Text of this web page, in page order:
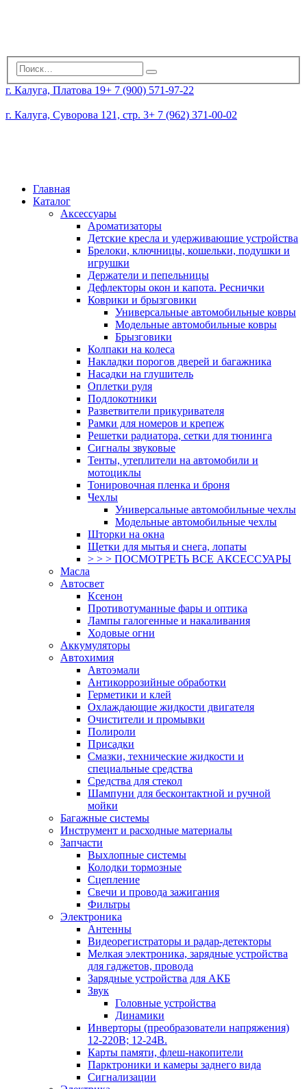
г. Калуга, Платова 19+ 7 (900) 571-97-22
г. Калуга, Суворова 121, стр. 3+ 7 (962) 371-00-02
Главная
Каталог
Аксессуары
Ароматизаторы
Детские кресла и удерживающие устройства
Брелоки, ключницы, кошельки, подушки и
игрушки
Держатели и пепельницы
Дефлекторы окон и капота. Реснички
Коврики и брызговики
Универсальные автомобильные ковры
Модельные автомобильные ковры
Брызговики
Колпаки на колеса
Накладки порогов дверей и багажника
Насадки на глушитель
Оплетки руля
Подлокотники
Разветвители прикуривателя
Рамки для номеров и крепеж
Решетки радиатора, сетки для тюнинга
Сигналы звуковые
Тенты, утеплители на автомобили и
мотоциклы
Тонировочная пленка и броня
Чехлы
Универсальные автомобильные чехлы
Модельные автомобильные чехлы
Шторки на окна
Щетки для мытья и снега, лопаты
> > > ПОСМОТРЕТЬ ВСЕ АКСЕССУАРЫ
Масла
Автосвет
Ксенон
Противотуманные фары и оптика
Лампы галогенные и накаливания
Ходовые огни
Аккумуляторы
Автохимия
Автоэмали
Антикоррозийные обработки
Герметики и клей
Охлаждающие жидкости двигателя
Очистители и промывки
Полироли
Присадки
Смазки, технические жидкости и
специальные средства
Средства для стекол
Шампуни для бесконтактной и ручной
мойки
Багажные системы
Инструмент и расходные материалы
Запчасти
Выхлопные системы
Колодки тормозные
Сцепление
Свечи и провода зажигания
Фильтры
Электроника
Антенны
Видеорегистраторы и радар-детекторы
Мелкая электроника, зарядные устройства
для гаджетов, провода
Зарядные устройства для АКБ
Звук
Головные устройства
Динамики
Инверторы (преобразователи напряжения)
12-220В; 12-24В.
Карты памяти, флеш-накопители
Парктроники и камеры заднего вида
Сигнализации